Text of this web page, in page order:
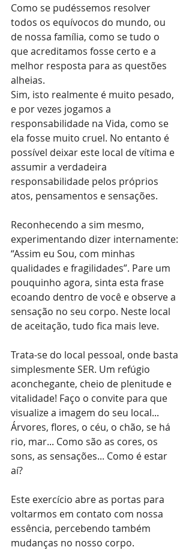
Como se pudéssemos resolver
todos os equívocos do mundo, ou
de nossa família, como se tudo o
que acreditamos fosse certo e a
melhor resposta para as questões
alheias.
Sim, isto realmente é muito pesado,
e por vezes jogamos a
responsabilidade na Vida, como se
ela fosse muito cruel. No entanto é
possível deixar este local de vítima e
assumir a verdadeira
responsabilidade pelos próprios
atos, pensamentos e sensações.
Reconhecendo a sim mesmo,
experimentando dizer internamente:
“Assim eu Sou, com minhas
qualidades e fragilidades”. Pare um
pouquinho agora, sinta esta frase
ecoando dentro de você e observe a
sensação no seu corpo. Neste local
de aceitação, tudo fica mais leve.
Trata-se do local pessoal, onde basta
simplesmente SER. Um refúgio
aconchegante, cheio de plenitude e
vitalidade! Faço o convite para que
visualize a imagem do seu local...
Árvores, flores, o céu, o chão, se há
rio, mar... Como são as cores, os
sons, as sensações... Como é estar
aí?
Este exercício abre as portas para
voltarmos em contato com nossa
essência, percebendo também
mudanças no nosso corpo.